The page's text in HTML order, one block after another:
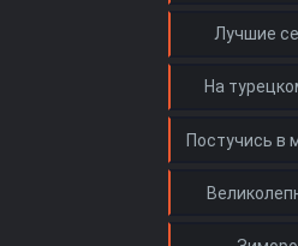
Лучшие
На